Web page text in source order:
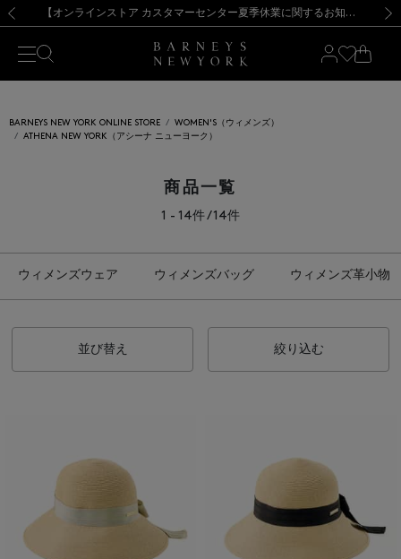
新規登録のお客様も対象！＜MY BARNEYS＞会員のお客様は11,000円（税込）以上のお買上げで常時送料無料！お買い物の際は会員登録を！
【夏季休業に伴う出荷一時停止のお知らせ】(2026.8.7) 【オンラインストア カスタマーセンター夏季休業に関するお知らせ】（2026.8.7）
【夏季休業に伴う返品・交換承り一時停止のお知らせ】（2026.8.5）
熊本県を中心とした地震の影響によるお荷物のお届けについて
【開催中】SUMMER SALEのご案内・ご注意事項 新規登録のお客様も対象！＜MY BARNEYS＞会員のお客様は11,000円（税込）以上のお買上げで常時送料無料！お買い物の際は会員登録を！
【夏季休業に伴う出荷一時停止のお知らせ】(2026.8.7)
BARNEYS NEW YORK ONLINE STORE
WOMEN'S（ウィメンズ）
ATHENA NEW YORK（アシーナ ニューヨーク）
商品一覧
1 - 14件 / 14件
ウィメンズウェア ウィメンズバッグ ウィメンズ革小物
並び替え 絞り込む